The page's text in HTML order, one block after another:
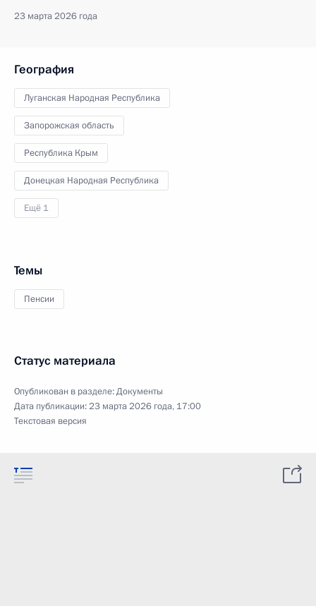
23 марта 2026 года
География
Луганская Народная Республика
Запорожская область
Республика Крым
Донецкая Народная Республика
Ещё 1
Темы
Пенсии
Статус материала
Опубликован в разделе:Документы
Дата публикации:23 марта 2026 года, 17:00
Текстовая версия